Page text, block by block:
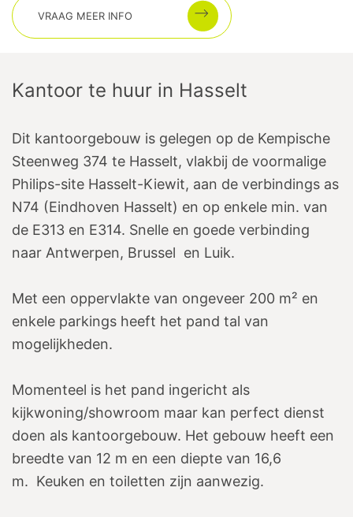
VRAAG MEER INFO
Kantoor te huur in Hasselt
Dit kantoorgebouw is gelegen op de Kempische
Steenweg 374 te Hasselt, vlakbij de voormalige
Philips-site Hasselt-Kiewit, aan de verbindings as
N74 (Eindhoven Hasselt) en op enkele min. van
de E313 en E314. Snelle en goede verbinding
naar Antwerpen, Brussel en Luik.
Met een oppervlakte van ongeveer 200 m² en
enkele parkings heeft het pand tal van
mogelijkheden.
Momenteel is het pand ingericht als
kijkwoning/showroom maar kan perfect dienst
doen als kantoorgebouw. Het gebouw heeft een
breedte van 12 m en een diepte van 16,6
m. Keuken en toiletten zijn aanwezig.